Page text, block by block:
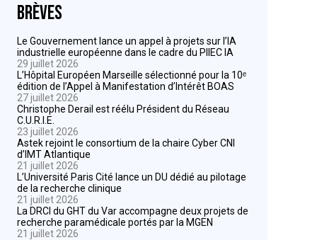
Brèves
Le Gouvernement lance un appel à projets sur l’IA
industrielle européenne dans le cadre du PIIEC IA
29 juillet 2026
L’Hôpital Européen Marseille sélectionné pour la 10ᵉ
édition de l’Appel à Manifestation d’Intérêt BOAS
27 juillet 2026
Christophe Derail est réélu Président du Réseau
C.U.R.I.E.
23 juillet 2026
Astek rejoint le consortium de la chaire Cyber CNI
d’IMT Atlantique
21 juillet 2026
L’Université Paris Cité lance un DU dédié au pilotage
de la recherche clinique
21 juillet 2026
La DRCI du GHT du Var accompagne deux projets de
recherche paramédicale portés par la MGEN
21 juillet 2026